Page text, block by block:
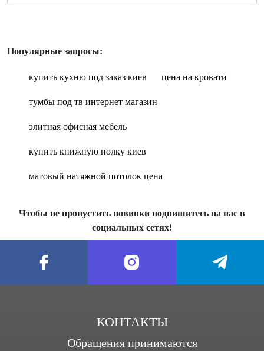
Популярные запросы:
купить кухню под заказ киев
цена на кровати
тумбы под тв интернет магазин
элитная офисная мебель
купить книжную полку киев
матовый натяжной потолок цена
Чтобы не пропустить новинки подпишитесь на нас в
социальных сетях!
КОНТАКТЫ
Обращения принимаются